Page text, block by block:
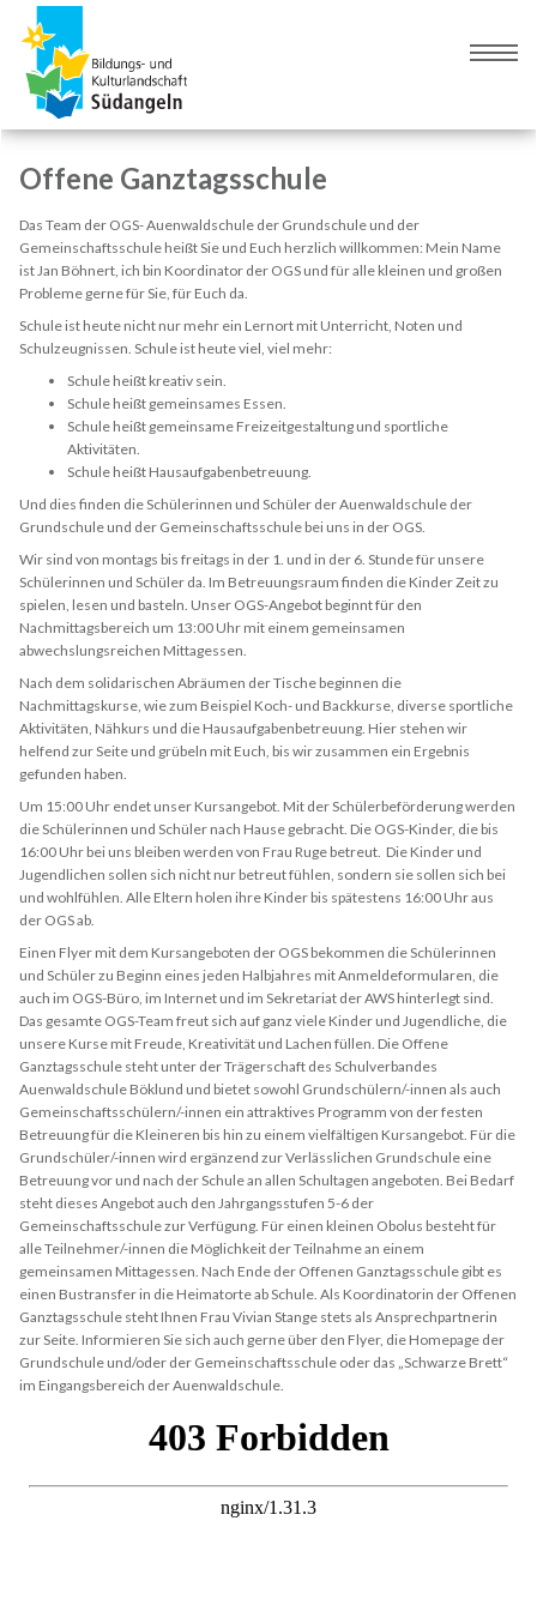
Navigation
springen
Inhalt
springen
Offene Ganztagsschule
Das Team der OGS- Auenwaldschule der Grundschule und der
Gemeinschaftsschule heißt Sie und Euch herzlich willkommen: Mein Name
ist Jan Böhnert, ich bin Koordinator der OGS und für alle kleinen und großen
Probleme gerne für Sie, für Euch da.
Schule ist heute nicht nur mehr ein Lernort mit Unterricht, Noten und
Schulzeugnissen. Schule ist heute viel, viel mehr:
Schule heißt kreativ sein.
Schule heißt gemeinsames Essen.
Schule heißt gemeinsame Freizeitgestaltung und sportliche
Aktivitäten.
Schule heißt Hausaufgabenbetreuung.
Und dies finden die Schülerinnen und Schüler der Auenwaldschule der
Grundschule und der Gemeinschaftsschule bei uns in der OGS.
Wir sind von montags bis freitags in der 1. und in der 6. Stunde für unsere
Schülerinnen und Schüler da. Im Betreuungsraum finden die Kinder Zeit zu
spielen, lesen und basteln. Unser OGS-Angebot beginnt für den
Nachmittagsbereich um 13:00 Uhr mit einem gemeinsamen
abwechslungsreichen Mittagessen.
Nach dem solidarischen Abräumen der Tische beginnen die
Nachmittagskurse, wie zum Beispiel Koch- und Backkurse, diverse sportliche
Aktivitäten, Nähkurs und die Hausaufgabenbetreuung. Hier stehen wir
helfend zur Seite und grübeln mit Euch, bis wir zusammen ein Ergebnis
gefunden haben.
Um 15:00 Uhr endet unser Kursangebot. Mit der Schülerbeförderung werden
die Schülerinnen und Schüler nach Hause gebracht. Die OGS-Kinder, die bis
16:00 Uhr bei uns bleiben werden von Frau Ruge betreut. Die Kinder und
Jugendlichen sollen sich nicht nur betreut fühlen, sondern sie sollen sich bei
und wohlfühlen. Alle Eltern holen ihre Kinder bis spätestens 16:00 Uhr aus
der OGS ab.
Einen Flyer mit dem Kursangeboten der OGS bekommen die Schülerinnen
und Schüler zu Beginn eines jeden Halbjahres mit Anmeldeformularen, die
auch im OGS-Büro, im Internet und im Sekretariat der AWS hinterlegt sind.
Das gesamte OGS-Team freut sich auf ganz viele Kinder und Jugendliche, die
unsere Kurse mit Freude, Kreativität und Lachen füllen. Die Offene
Ganztagsschule steht unter der Trägerschaft des Schulverbandes
Auenwaldschule Böklund und bietet sowohl Grundschülern/-innen als auch
Gemeinschaftsschülern/-innen ein attraktives Programm von der festen
Betreuung für die Kleineren bis hin zu einem vielfältigen Kursangebot. Für die
Grundschüler/-innen wird ergänzend zur Verlässlichen Grundschule eine
Betreuung vor und nach der Schule an allen Schultagen angeboten. Bei Bedarf
steht dieses Angebot auch den Jahrgangsstufen 5-6 der
Gemeinschaftsschule zur Verfügung. Für einen kleinen Obolus besteht für
alle Teilnehmer/-innen die Möglichkeit der Teilnahme an einem
gemeinsamen Mittagessen. Nach Ende der Offenen Ganztagsschule gibt es
einen Bustransfer in die Heimatorte ab Schule. Als Koordinatorin der Offenen
Ganztagsschule steht Ihnen Frau Vivian Stange stets als Ansprechpartnerin
zur Seite. Informieren Sie sich auch gerne über den Flyer, die Homepage der
Grundschule und/oder der Gemeinschaftsschule oder das „Schwarze Brett“
im Eingangsbereich der Auenwaldschule.